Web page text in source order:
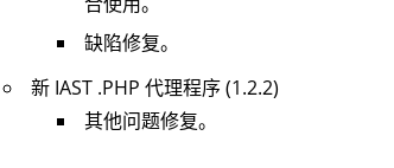
缺陷修复。
新 IAST .PHP 代理程序 (1.2.2)
其他问题修复。